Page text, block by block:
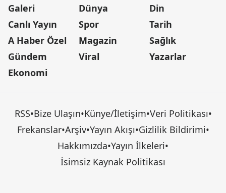
Galeri
Canlı Yayın
A Haber Özel
Gündem
Ekonomi
Dünya
Spor
Magazin
Viral
Din
Tarih
Sağlık
Yazarlar
RSS•Bize Ulaşın•Künye/İletişim•Veri Politikası•
Frekanslar•Arşiv•Yayın Akışı•Gizlilik Bildirimi•
Hakkımızda•Yayın İlkeleri•
İsimsiz Kaynak Politikası